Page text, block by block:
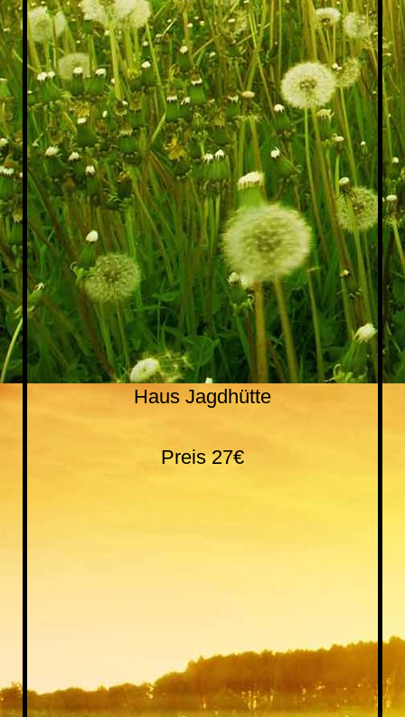
20170827_175955
Haus Jagdhütte
Preis 27€